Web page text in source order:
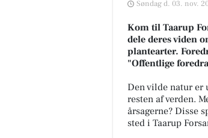
Søndag d. 03. nov.
Kom til Taarup
dele deres viden
plantearter.
"Offentlige
Den vilde natur er
resten af verden.
årsagerne? Disse
sted i Taarup